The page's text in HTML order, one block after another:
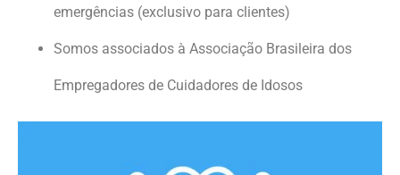
emergências (exclusivo para clientes)
Somos associados à Associação Brasileira dos
Empregadores de Cuidadores de Idosos